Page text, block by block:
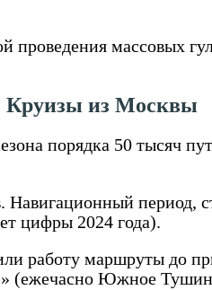
проведения массовых
Круизы из Москвы
порядка 50 тысяч
Навигационный
цифры 2024 года).
работу маршруты до
(ежечасно Южное